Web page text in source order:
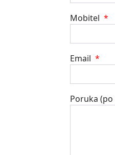
Mobitel *
Email *
Poruka